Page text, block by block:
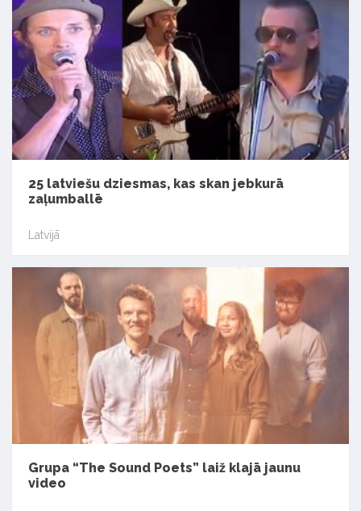
25 latviešu dziesmas, kas skan jebkurā
zaļumballē
Latvijā
Grupa “The Sound Poets” laiž klajā jaunu
video